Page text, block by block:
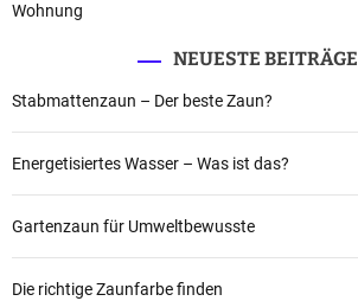
Wohnung
NEUESTE BEITRÄGE
Stabmattenzaun – Der beste Zaun?
Energetisiertes Wasser – Was ist das?
Gartenzaun für Umweltbewusste
Die richtige Zaunfarbe finden